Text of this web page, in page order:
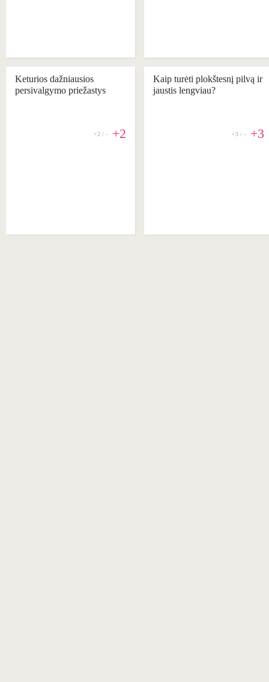
Keturios dažniausios
persivalgymo priežastys
+2 / - +2
Kaip turėti plokštesnį pilvą ir
jaustis lengviau?
+3 / - +3